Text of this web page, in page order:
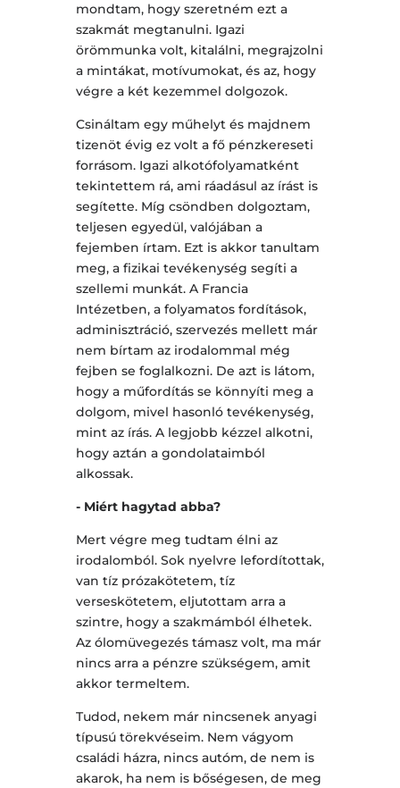
mondtam, hogy szeretném ezt a
szakmát megtanulni. Igazi
örömmunka volt, kitalálni, megrajzolni
a mintákat, motívumokat, és az, hogy
végre a két kezemmel dolgozok.
Csináltam egy műhelyt és majdnem
tizenöt évig ez volt a fő pénzkereseti
forrásom. Igazi alkotófolyamatként
tekintettem rá, ami ráadásul az írást is
segítette. Míg csöndben dolgoztam,
teljesen egyedül, valójában a
fejemben írtam. Ezt is akkor tanultam
meg, a fizikai tevékenység segíti a
szellemi munkát. A Francia
Intézetben, a folyamatos fordítások,
adminisztráció, szervezés mellett már
nem bírtam az irodalommal még
fejben se foglalkozni. De azt is látom,
hogy a műfordítás se könnyíti meg a
dolgom, mivel hasonló tevékenység,
mint az írás. A legjobb kézzel alkotni,
hogy aztán a gondolataimból
alkossak.
- Miért hagytad abba?
Mert végre meg tudtam élni az
irodalomból. Sok nyelvre lefordítottak,
van tíz prózakötetem, tíz
verseskötetem, eljutottam arra a
szintre, hogy a szakmámból élhetek.
Az ólomüvegezés támasz volt, ma már
nincs arra a pénzre szükségem, amit
akkor termeltem.
Tudod, nekem már nincsenek anyagi
típusú törekvéseim. Nem vágyom
családi házra, nincs autóm, de nem is
akarok, ha nem is bőségesen, de meg